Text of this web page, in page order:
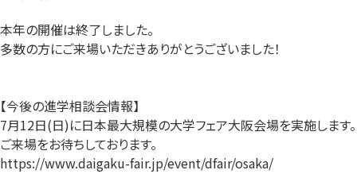
本年の開催は終了しました。
多数の方にご来場いただきありがとうございました！
【今後の進学相談会情報】
7月12日(日)に日本最大規模の大学フェア大阪会場を実施します。
ご来場をお待ちしております。
https://www.daigaku-fair.jp/event/dfair/osaka/